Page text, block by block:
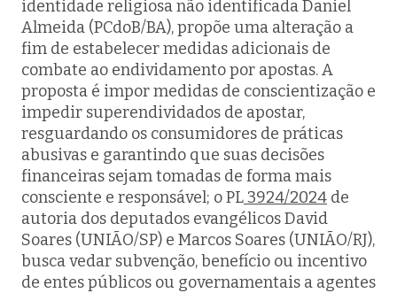
identidade religiosa não identificada Daniel
Almeida (PCdoB/BA), propõe uma alteração a
fim de estabelecer medidas adicionais de
combate ao endividamento por apostas. A
proposta é impor medidas de conscientização e
impedir superendividados de apostar,
resguardando os consumidores de práticas
abusivas e garantindo que suas decisões
financeiras sejam tomadas de forma mais
consciente e responsável; o PL3924/2024 de
autoria dos deputados evangélicos David
Soares (UNIÃO/SP) e Marcos Soares (UNIÃO/RJ),
busca vedar subvenção, benefício ou incentivo
de entes públicos ou governamentais a agentes